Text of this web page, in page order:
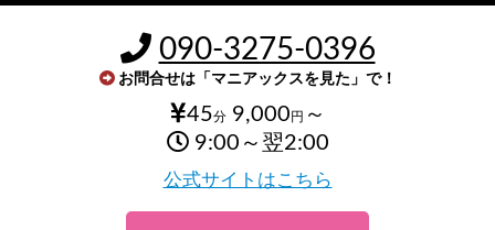
090-3275-0396
お問合せは「マニアックスを見た」で！
45分9,000 円 ～
9:00～翌2:00
公式サイトはこちら